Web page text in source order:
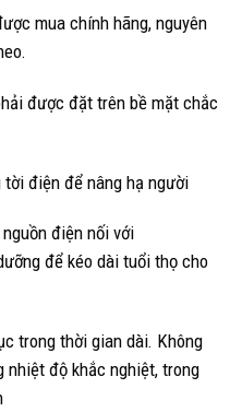
mua chính hãng, nguyên
được đặt trên bề mặt chắc
điện để nâng hạ người
điện nối với
để kéo dài tuổi thọ cho
trong thời gian dài. Không
nhiệt độ khắc nghiệt, trong